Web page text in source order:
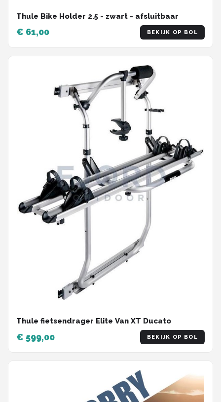
Thule Bike Holder 2.5 - zwart - afsluitbaar
€ 61,00 BEKIJK OP BOL
Thule fietsendrager Elite Van XT Ducato
€ 599,00 BEKIJK OP BOL